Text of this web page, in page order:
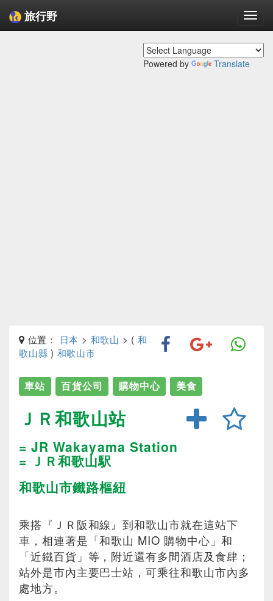
旅行野
Powered by Translate
位置： 日本 > 和歌山 > ( 和
歌山縣 ) 和歌山市
車站 百貨公司 購物中心 美食
ＪＲ和歌山站
= JR Wakayama Station
= ＪＲ和歌山駅
和歌山市鐵路樞紐
乘搭『ＪＲ阪和線』到和歌山市就在這站下
車，相連著是「和歌山 MIO 購物中心」和
「近鐵百貨」等，附近還有多間酒店及食肆；
站外是市內主要巴士站，可乘往和歌山市內多
處地方。